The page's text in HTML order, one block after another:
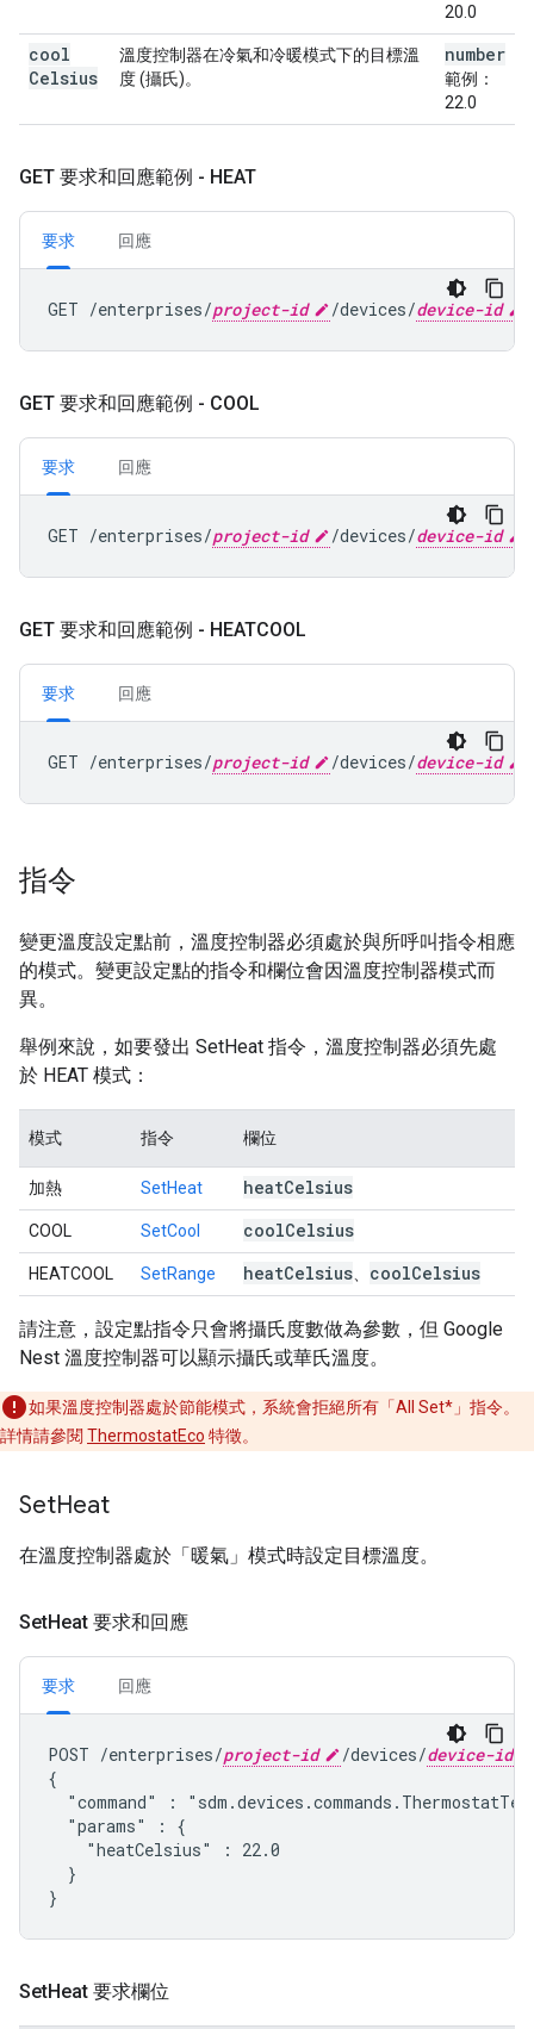
20.0
cool
Celsius
溫度控制器在冷氣和冷暖模式下的目標溫
度 (攝氏)。
number
範例：
22.0
GET 要求和回應範例 - HEAT
要求 回應
GET /enterprises/project-id /devices/device-id
GET 要求和回應範例 - COOL
要求 回應
GET /enterprises/project-id /devices/device-id
GET 要求和回應範例 - HEATCOOL
要求 回應
GET /enterprises/project-id /devices/device-id
指令
變更溫度設定點前，溫度控制器必須處於與所呼叫指令相應
的模式。變更設定點的指令和欄位會因溫度控制器模式而
異。
舉例來說，如要發出 SetHeat 指令，溫度控制器必須先處
於 HEAT 模式：
模式 指令 欄位
加熱 SetHeat heatCelsius
COOL SetCool coolCelsius
HEATCOOL SetRange heatCelsius coolCelsius
請注意，設定點指令只會將攝氏度數做為參數，但 Google
Nest 溫度控制器可以顯示攝氏或華氏溫度。
如果溫度控制器處於節能模式，系統會拒絕所有「All Set*」指令。
詳情請參閱 ThermostatEco 特徵。
SetHeat
在溫度控制器處於「暖氣」模式時設定目標溫度。
SetHeat 要求和回應
要求 回應
POST /enterprises/project-id /devices/device-id
{
  "command" : "
  "params" : {
    "heatCelsius" : 22.0
  }
SetHeat 要求欄位